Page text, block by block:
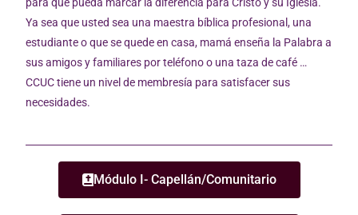
Ya sea que usted sea una maestra bíblica profesional, una
estudiante o que se quede en casa, mamá enseña la Palabra a
sus amigos y familiares por teléfono o una taza de café …
CCUC tiene un nivel de membresía para satisfacer sus
necesidades.
Módulo I- Capellán/Comunitario